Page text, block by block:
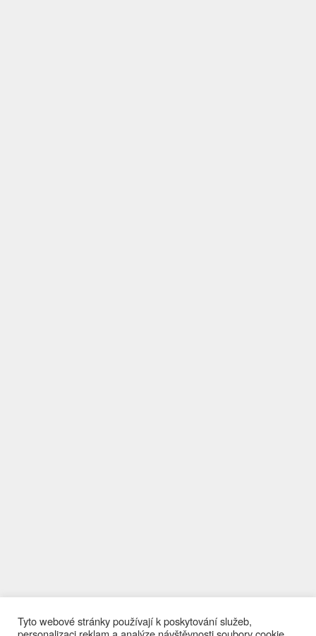
Tyto webové stránky používají k poskytování služeb,